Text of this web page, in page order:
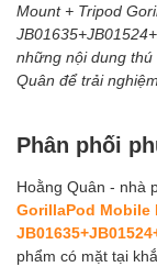
Mount + Tripod
những nội dung
Quân để trải
Phân phối
Hoằng Quân - nhà
GorillaPod Mobile
phẩm có mặt tại